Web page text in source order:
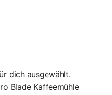
dich ausgewählt.
Blade Kaffeemühle